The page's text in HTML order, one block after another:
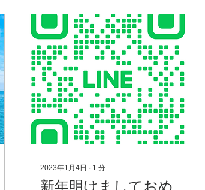
2023年1月4日 ∙ 1 分
新年明けましておめ